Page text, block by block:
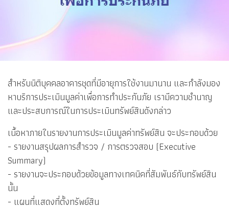
สำหรับนิติบุคคลอาคารชุดที่มีอายุการใช้งานมานาน และกำลังมอง
หาบริการประเมินมูลค่าเพื่อการทำประกันภัย เรามีความชำนาญ
และประสบการณ์ในการประเมินทรัพย์สินดังกล่าว
เนื้อหาภายในรายงานการประเมินมูลค่าทรัพย์สิน จะประกอบด้วย
- รายงานสรุปผลการสำรวจ / การตรวจสอบ (Executive
Summary)
- รายงานจะประกอบด้วยข้อมูลทางเทคนิคที่สัมพันธ์กับทรัพย์สิน
นั้น
- แผนที่แสดงที่ตั้งทรัพย์สิน